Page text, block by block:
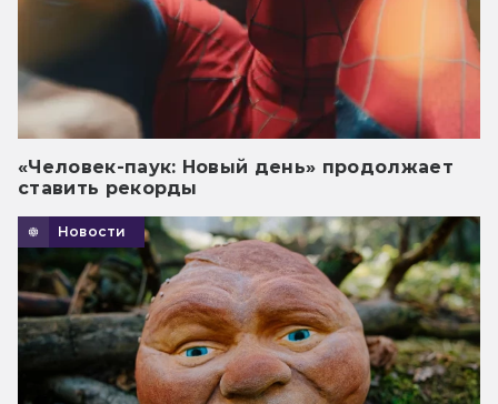
«Человек-паук: Новый день» продолжает
ставить рекорды
Новости